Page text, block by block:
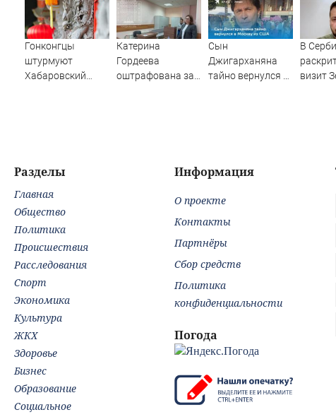
Гонконгцы
штурмуют
Хабаровский
Катерина
Гордеева
оштрафована за
Сын
Джигарханяна
тайно вернулся в
В
визит
Разделы
Главная
Общество
Политика
Происшествия
Расследования
Спорт
Экономика
Культура
ЖКХ
Здоровье
Бизнес
Образование
Социальное
Информация
О проекте
Контакты
Партнёры
Сбор средств
Политика
конфиденциальности
Погода